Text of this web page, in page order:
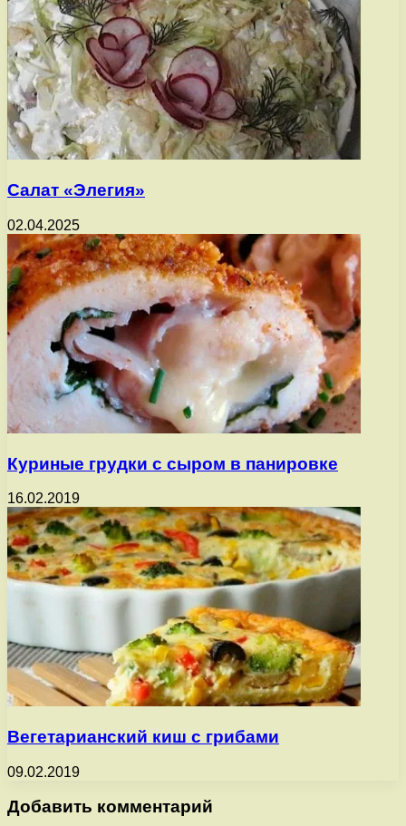
Салат «Элегия»
02.04.2025
Куриные грудки с сыром в панировке
16.02.2019
Вегетарианский киш с грибами
09.02.2019
Добавить комментарий